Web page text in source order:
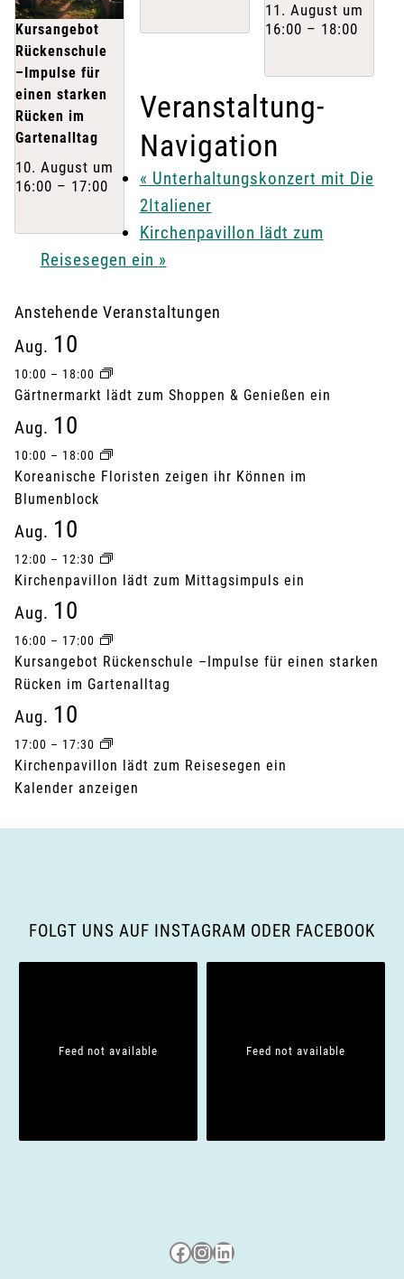
Kursangebot
Rückenschule
–Impulse für
einen starken
Rücken im
Gartenalltag
10. August um
16:00 – 17:00
11. August um
16:00 – 18:00
Veranstaltung-
Navigation
« Unterhaltungskonzert mit Die
2Italiener
Kirchenpavillon lädt zum
Reisesegen ein »
Anstehende Veranstaltungen
Aug. 10
10:00 – 18:00
Gärtnermarkt lädt zum Shoppen & Genießen ein
Aug. 10
10:00 – 18:00
Koreanische Floristen zeigen ihr Können im
Blumenblock
Aug. 10
12:00 – 12:30
Kirchenpavillon lädt zum Mittagsimpuls ein
Aug. 10
16:00 – 17:00
Kursangebot Rückenschule –Impulse für einen starken
Rücken im Gartenalltag
Aug. 10
17:00 – 17:30
Kirchenpavillon lädt zum Reisesegen ein
Kalender anzeigen
FOLGT UNS AUF INSTAGRAM ODER FACEBOOK
Feed not available Feed not available
Besuche uns auf Facebook
Besuche uns auf Instagram
LinkedIn